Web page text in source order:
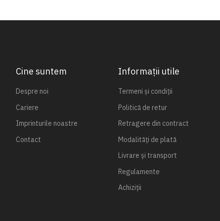
Cine suntem
Despre noi
Cariere
Imprinturile noastre
Contact
Informații utile
Termeni și condiții
Politică de retur
Retragere din contract
Modalități de plată
Livrare și transport
Regulamente
Achiziții